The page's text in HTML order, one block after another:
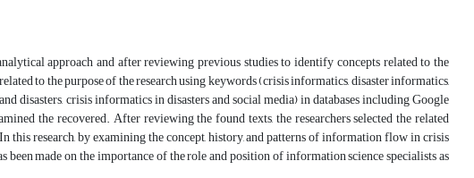
approach and after reviewing previous studies to identify concepts related to the
to the purpose of the research using keywords (crisis informatics, disaster informatics,
disasters, crisis informatics in disasters and social media) in databases including Google
the recovered. After reviewing the found texts, the researchers selected the related
this research, by examining the concept, history, and patterns of information flow in crisis
made on the importance of the role and position of information science specialists as